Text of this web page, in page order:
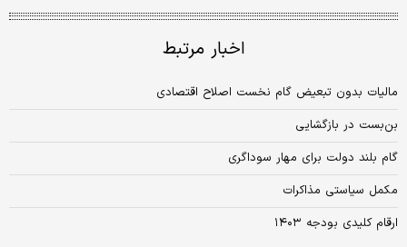
اخبار مرتبط
مالیات بدون تبعیض گام نخست اصلاح اقتصادی
بن‌بست در بازگشایی
گام بلند دولت برای مهار سوداگری
مکمل سیاستی مذاکرات
ارقام کلیدی بودجه ۱۴۰۳